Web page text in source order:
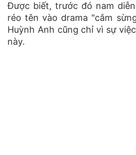
Được biết, trước đó nam
réo tên vào drama "cắm
Huỳnh Anh cũng chỉ vì sự
này.